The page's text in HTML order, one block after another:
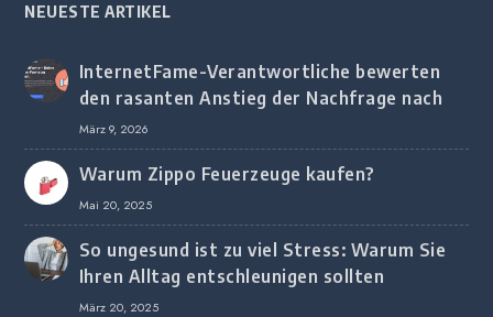
NEUESTE ARTIKEL
InternetFame-Verantwortliche bewerten
den rasanten Anstieg der Nachfrage nach
digitalem Marketing bei deutschen
Unternehmen
März 9, 2026
Warum Zippo Feuerzeuge kaufen?
Mai 20, 2025
So ungesund ist zu viel Stress: Warum Sie
Ihren Alltag entschleunigen sollten
März 20, 2025